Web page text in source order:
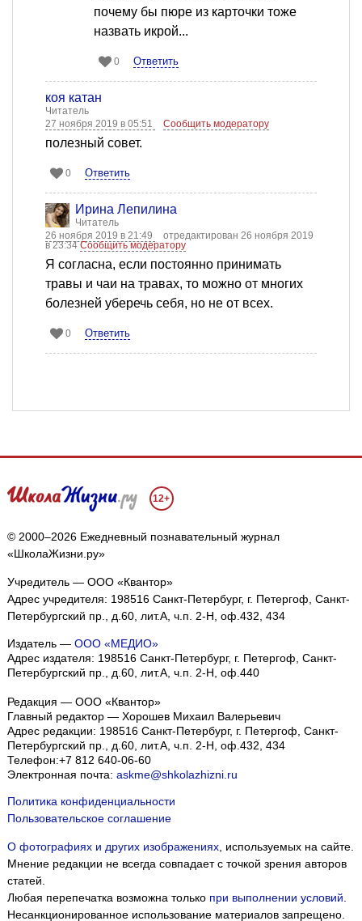
почему бы пюре из карточки тоже
назвать икрой...
0 Ответить
коя катан
Читатель
27 ноября 2019 в 05:51
Сообщить модератору
полезный совет.
0 Ответить
Ирина Лепилина
Читатель
26 ноября 2019 в 21:49
отредактирован 26 ноября 2019
в 23:34Сообщить модератору
Я согласна, если постоянно принимать
травы и чаи на травах, то можно от многих
болезней уберечь себя, но не от всех.
0 Ответить
12+
© 2000–2026 Ежедневный познавательный журнал
«ШколаЖизни.ру»
Учредитель — ООО «Квантор»
Адрес учредителя: 198516 Санкт-Петербург, г. Петергоф, Санкт-
Петербургский пр., д.60, лит.А, ч.п. 2-Н, оф.432, 434
Издатель — ООО «МЕДИО»
Адрес издателя: 198516 Санкт-Петербург, г. Петергоф, Санкт-
Петербургский пр., д.60, лит.А, ч.п. 2-Н, оф.440
Редакция — ООО «Квантор»
Главный редактор — Хорошев Михаил Валерьевич
Адрес редакции: 198516 Санкт-Петербург, г. Петергоф Санкт-
Петербургский пр., д.60, лит.А, ч.п. 2-Н, оф.432, 434
Телефон:+7 812 640-06-60
Электронная почта: askme@shkolazhizni.ru
Политика конфиденциальности
Пользовательское соглашение
О фотографиях и других изображениях, используемых на сайте.
Мнение редакции не всегда совпадает с точкой зрения авторов
статей.
Любая перепечатка возможна только при выполнении условий
Несанкционированное использование материалов запрещено.